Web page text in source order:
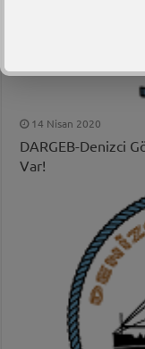
14 Nisan 2020
DARGEB-Denizci
Var!